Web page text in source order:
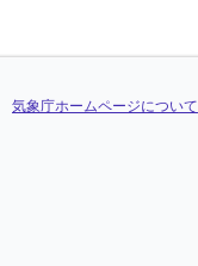
気象庁ホームページについて